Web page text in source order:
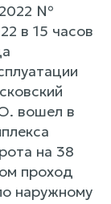
№
в 15 часов
вошел в
на 38
проход
наружному